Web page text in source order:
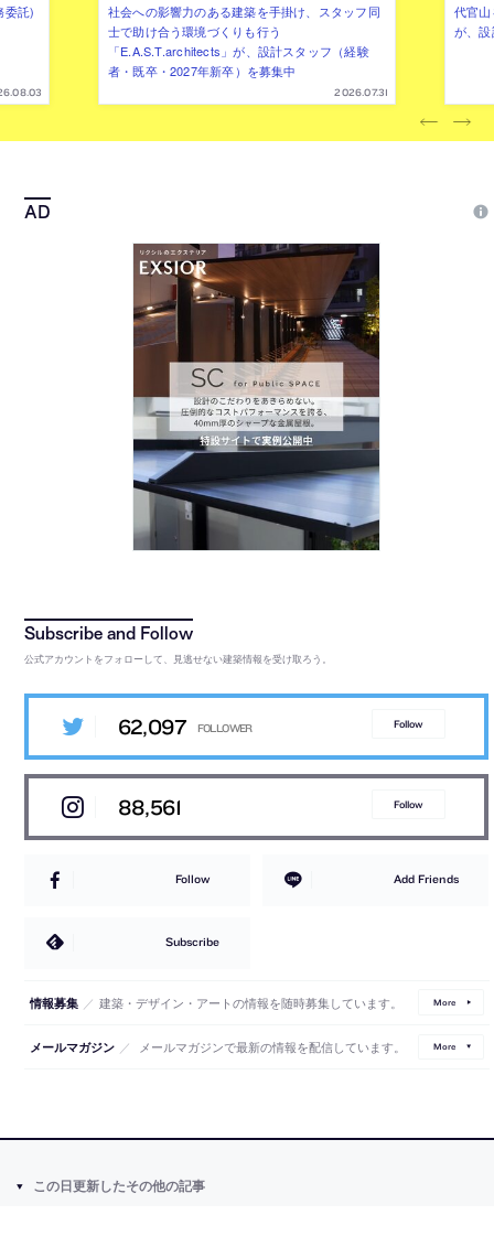
委託)
社会への影響力のある建築を手掛け、スタッフ同
士で助け合う環境づくりも行う
「E.A.S.T.architects」が、設計スタッフ（経験
者・既卒・2027年新卒）を募集中
2026.07.31
代官
が、
公式アカウントをフォローして、見逃せない建築情報を受け取ろう。
62,097 Follow
88,561 Follow
Follow Add Friends
Subscribe
情報募集 ／ 建築・デザイン・アートの情報を随時募集しています。 More
メールマガジン ／ メールマガジンで最新の情報を配信しています。 More
この日更新したその他の記事